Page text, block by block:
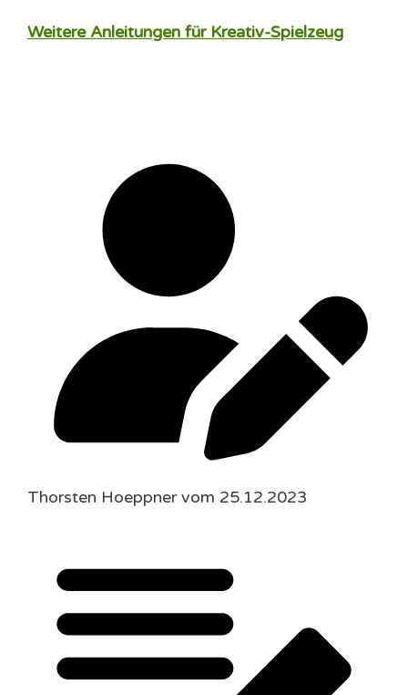
Weitere Anleitungen für Kreativ-Spielzeug
Thorsten Hoeppner vom 25.12.2023